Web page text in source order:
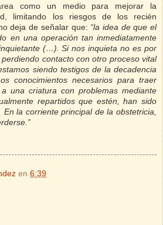
como un medio para mejorar la
limitando los riesgos de los recién
deja de señalar que: “la idea de que el
en una operación tan inmediatamente
(…). Si nos inquieta no es por
contacto con otro proceso vital
siendo testigos de la decadencia
conocimientos necesarios para traer
una criatura con problemas mediante
repartidos que estén, han sido
la corriente principal de la obstetricia,
en 6:39